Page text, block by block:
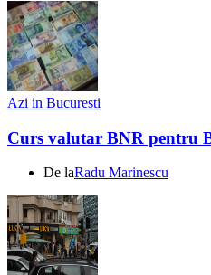
Azi in Bucuresti
Curs valutar BNR pentru
De laRadu Marinescu